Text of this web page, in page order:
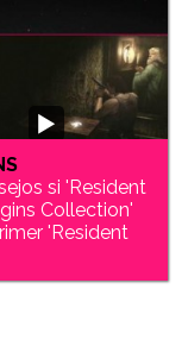
si 'Resident
Collection'
'Resident